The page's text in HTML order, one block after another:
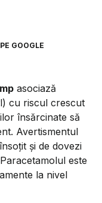
GOOGLE
asociază
cu riscul crescut
însărcinate să
Avertismentul
și de dovezi
este
la nivel